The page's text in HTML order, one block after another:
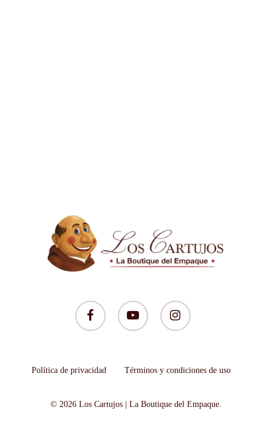
facebook youtube instagram
Política de privacidad Términos y condiciones de uso
© 2026 Los Cartujos | La Boutique del Empaque.